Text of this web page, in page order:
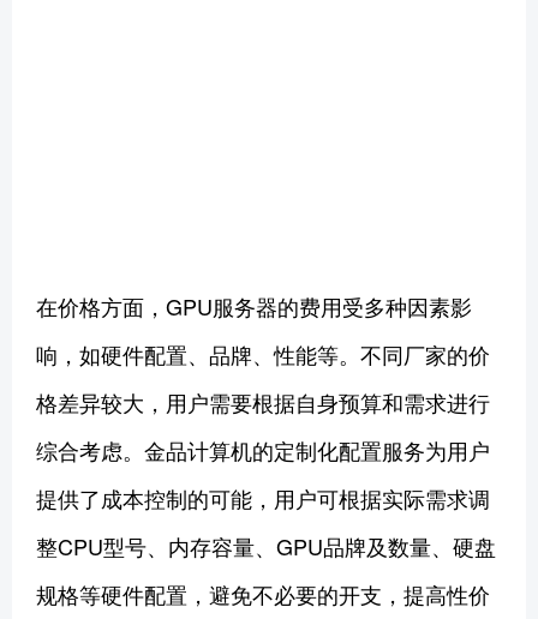
在价格方面，GPU服务器的费用受多种因素影
响，如硬件配置、品牌、性能等。不同厂家的价
格差异较大，用户需要根据自身预算和需求进行
综合考虑。金品计算机的定制化配置服务为用户
提供了成本控制的可能，用户可根据实际需求调
整CPU型号、内存容量、GPU品牌及数量、硬盘
规格等硬件配置，避免不必要的开支，提高性价